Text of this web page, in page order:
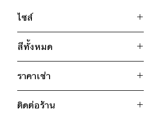
ไซส์
ไซส์ : XL
อก 50" / เอว 48" / สะโพก 48" /
ไหล่กว้าง 20" / วงแขน 25" / ยาว
32.5"
* สินค้าจริงอาจมีขนาดคาดเคลื่อน 2-3 นิ้ว
สีทั้งหมด
เทา
ดำ
ราคาเช่า
วันคืน)
ติดต่อร้าน